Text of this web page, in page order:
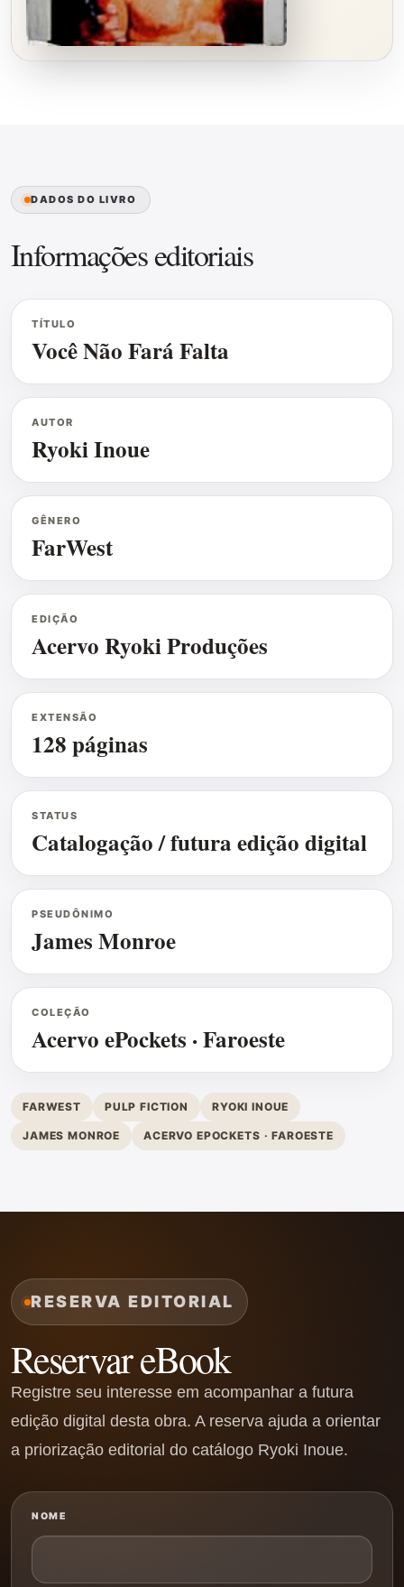
DADOS DO LIVRO
Informações editoriais
TÍTULO
Você Não Fará Falta
AUTOR
Ryoki Inoue
GÊNERO
FarWest
EDIÇÃO
Acervo Ryoki Produções
EXTENSÃO
128 páginas
STATUS
Catalogação / futura edição digital
PSEUDÔNIMO
James Monroe
COLEÇÃO
Acervo ePockets · Faroeste
FARWEST PULP FICTION RYOKI INOUE
JAMES MONROE ACERVO EPOCKETS · FAROESTE
RESERVA EDITORIAL
Reservar eBook
Registre seu interesse em acompanhar a futura
edição digital desta obra. A reserva ajuda a orientar
a priorização editorial do catálogo Ryoki Inoue.
NOME